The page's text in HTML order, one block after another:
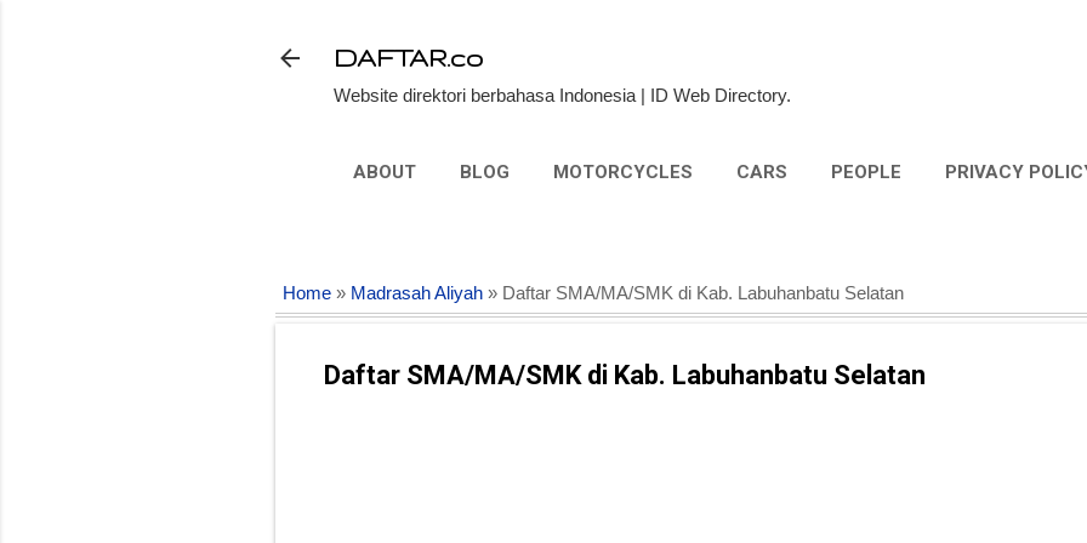
DAFTAR.co
Website direktori berbahasa Indonesia | ID Web Directory.
ABOUT BLOG MOTORCYCLES CARS PEOPLE PRIVACY
Home » Madrasah Aliyah » Daftar SMA/MA/SMK di Kab. Labuhanbatu Selatan
Daftar SMA/MA/SMK di Kab. Labuhanbatu Selatan